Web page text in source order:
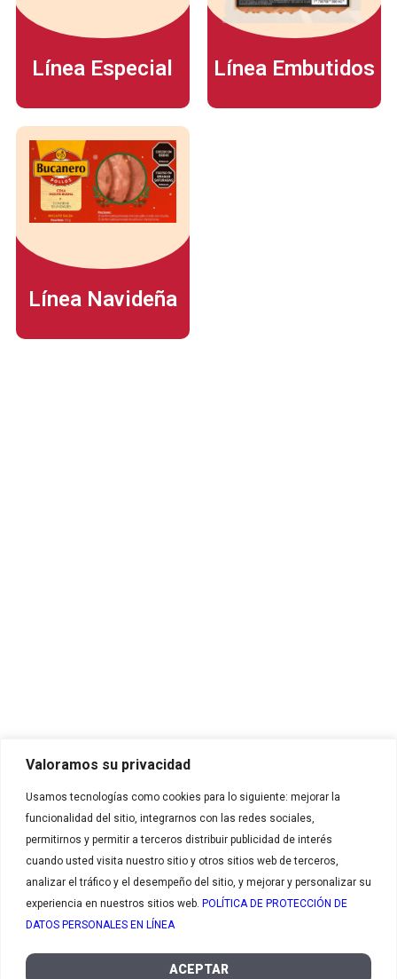
Valoramos su privacidad
Usamos tecnologías como cookies para lo siguiente: mejorar la
funcionalidad del sitio, integrarnos con las redes sociales,
permitirnos y permitir a terceros distribuir publicidad de interés
cuando usted visita nuestro sitio y otros sitios web de terceros,
analizar el tráfico y el desempeño del sitio, y mejorar y personalizar su
experiencia en nuestros sitios web. POLÍTICA DE PROTECCIÓN DE
DATOS PERSONALES EN LÍNEA
ACEPTAR
Compra tus
productos
Línea Especial Línea Embutidos
Línea Navideña
Productos
Contáctanos
Contacto
Contáctanos
Quiero ser cliente
Tratamiento de datos
Política de calidad